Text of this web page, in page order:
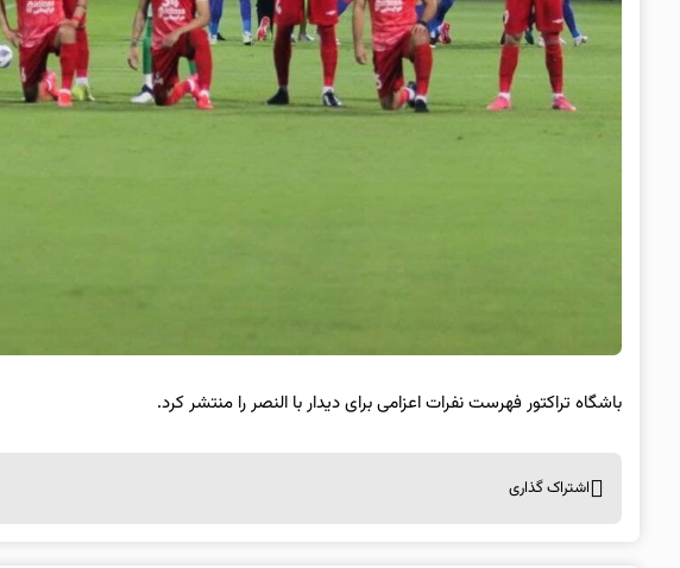
باشگاه تراکتور فهرست نفرات اعزامی برای دیدار با النصر را منتشر کرد.
اشتراک گذاری